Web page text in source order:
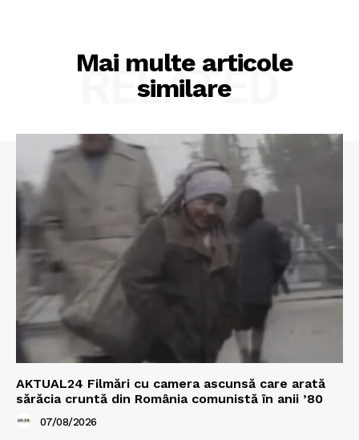
Mai multe articole
similare
RELATED
AKTUAL24 Filmări cu camera ascunsă care arată
sărăcia cruntă din România comunistă în anii ’80
07/08/2026